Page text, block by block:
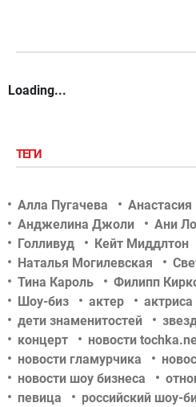
Loading...
ТЕГИ
Алла Пугачева
Анджелина Джоли
Ани
Голливуд
Кейт Миддлтон
Наталья Могилевская
Тина Кароль
Филипп
Шоу-биз
актер актриса
дети знаменитостей
концерт
новости
новости гламурчика
новости шоу бизнеса
певица
российский шоу-